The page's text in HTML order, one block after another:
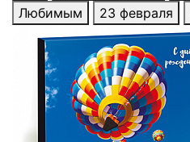
Любимым
23 февраля